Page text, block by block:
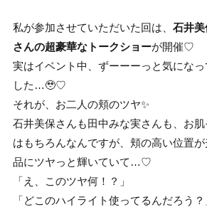
私が参加させていただいた回は、 石井
さんの超豪華なトークショーが開催♡
実はイベント中、ずーーーっと気にな
した…🥹♡
それが、お二人の頬のツヤ✨
石井美保さんも田中みな実さんも、お
はもちろんなんですが、頬の高い位置
品にツヤっと輝いていて…♡
「え、このツヤ何！？」
「どこのハイライト使ってるんだろう？